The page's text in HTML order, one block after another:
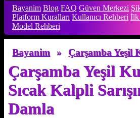
Bayanim Blog FAQ Güven Merkezi
Platform Kuralları Kullanıcı Rehberi İlk
Model Rehberi
Bayanim » Çarşamba Yeşil
Çarşamba Yeşil
Sıcak Kalpli
Damla